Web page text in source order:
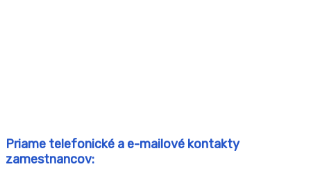
Priame telefonické a e-mailové kontakty
zamestnancov: